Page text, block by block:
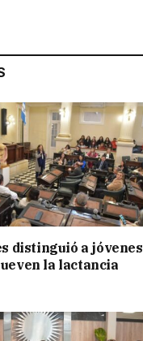
distinguió a jóvenes
la lactancia